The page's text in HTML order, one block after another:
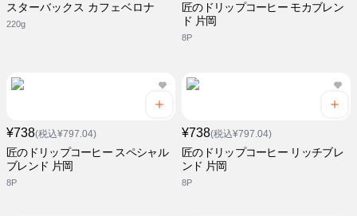
スターバックス カフェベロナ
220g
匠のドリップコーヒー モカブレン
ド 片岡
8P
¥738(税込¥797.04)
匠のドリップコーヒー スペシャル
ブレンド 片岡
8P
¥738(税込¥797.04)
匠のドリップコーヒー リッチブレ
ンド 片岡
8P